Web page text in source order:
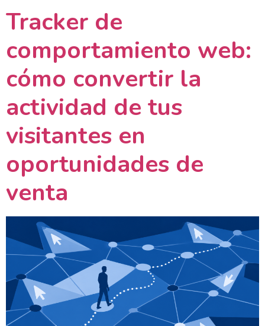
Tracker de
comportamiento web:
cómo convertir la
actividad de tus
visitantes en
oportunidades de
venta